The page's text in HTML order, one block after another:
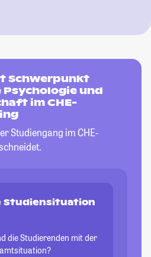
Schwerpunkt
und
im CHE-
Studiengang im CHE-
Studiensituation
die Studierenden mit der